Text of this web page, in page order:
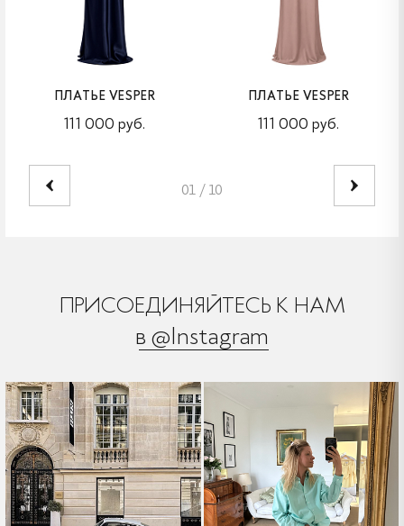
ПЛАТЬЕ VESPER
111 000 руб.
ПЛАТЬЕ VESPER
111 000 руб.
01 / 10
ПРИСОЕДИНЯЙТЕСЬ К НАМ
в @Instagram